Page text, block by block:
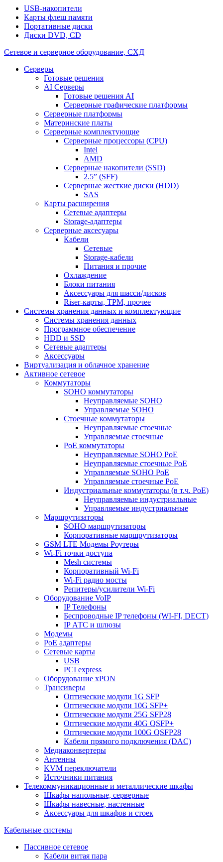
USB-накопители
Карты флеш памяти
Портативные диски
Диски DVD, CD
Сетевое и серверное оборудование, СХД
Cерверы
Готовые решения
AI Серверы
Готовые решения AI
Серверные графические платформы
Серверные платформы
Материнские платы
Серверные комплектующие
Серверные процессоры (CPU)
Intel
AMD
Серверные накопители (SSD)
2.5” (SFF)
Серверные жесткие диски (HDD)
SAS
Карты расширения
Сетевые адаптеры
Storage-адаптеры
Серверные аксесуары
Кабели
Сетевые
Storage-кабели
Питания и прочие
Охлаждение
Блоки питания
Аксессуары для шасси/дисков
Riser-карты, TPM, прочее
Системы хранения данных и комплектующие
Системы хранения данных
Программное обеспечение
HDD и SSD
Сетевые адаптеры
Аксессуары
Виртуализация и облачное хранение
Активное сетевое
Коммутаторы
SOHO коммутаторы
Неуправляемые SOHO
Управляемые SOHO
Стоечные коммутаторы
Неуправляемые стоечные
Управляемые стоечные
PoE коммутаторы
Неуправляемые SOHO PoE
Неуправляемые стоечные PoE
Управляемые SOHO PoE
Управляемые стоечные PoE
Индустриальные коммутаторы (в т.ч. РоЕ)
Неуправляемые индустриальные
Управляемые индустриальные
Маршрутизаторы
SOHO маршрутизаторы
Корпоративные маршрутизаторы
GSM LTE Модемы Роутеры
Wi-Fi точки доступа
Mesh системы
Корпоративный Wi-Fi
Wi-Fi радио мосты
Репитеры/усилители Wi-Fi
Оборудование VoIP
IP Телефоны
Беспроводные IP телефоны (WI-FI, DECT)
IP АТС и шлюзы
Модемы
PoE адаптеры
Сетевые карты
USB
PCI express
Оборудование xPON
Трансиверы
Оптические модули 1G SFP
Оптические модули 10G SFP+
Оптические модули 25G SFP28
Оптические модули 40G QSFP+
Оптические модули 100G QSFP28
Кабели прямого подключения (DAC)
Медиаконвертеры
Антенны
KVM переключатели
Источники питания
Телекоммуникационные и металлические шкафы
Шкафы напольные, серверные
Шкафы навесные, настенные
Аксессуары для шкафов и стоек
Кабельные системы
Пассивное сетевое
Кабели витая пара